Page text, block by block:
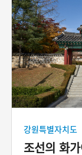
강원특별자치도
조선의 화